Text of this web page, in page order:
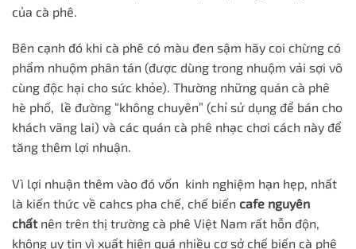
của cà phê.
Bên cạnh đó khi cà phê có màu đen sậm hãy coi chừng có
phẩm nhuộm phân tán (được dùng trong nhuộm vải sợi vô
cùng độc hại cho sức khỏe). Thường những quán cà phê
hè phố, lề đường “không chuyên” (chỉ sử dụng để bán cho
khách vãng lai) và các quán cà phê nhạc chơi cách này để
tăng thêm lợi nhuận.
Vì lợi nhuận thêm vào đó vốn kinh nghiệm hạn hẹp, nhất
là kiến thức về cahcs pha chế, chế biến cafe nguyên
chấtnên trên thị trường cà phê Việt Nam rất hỗn độn,
không uy tin vì xuất hiện quá nhiều cơ sở chế biến cà phê